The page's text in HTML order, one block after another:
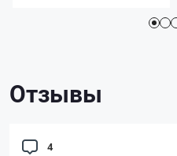
Отзывы
4